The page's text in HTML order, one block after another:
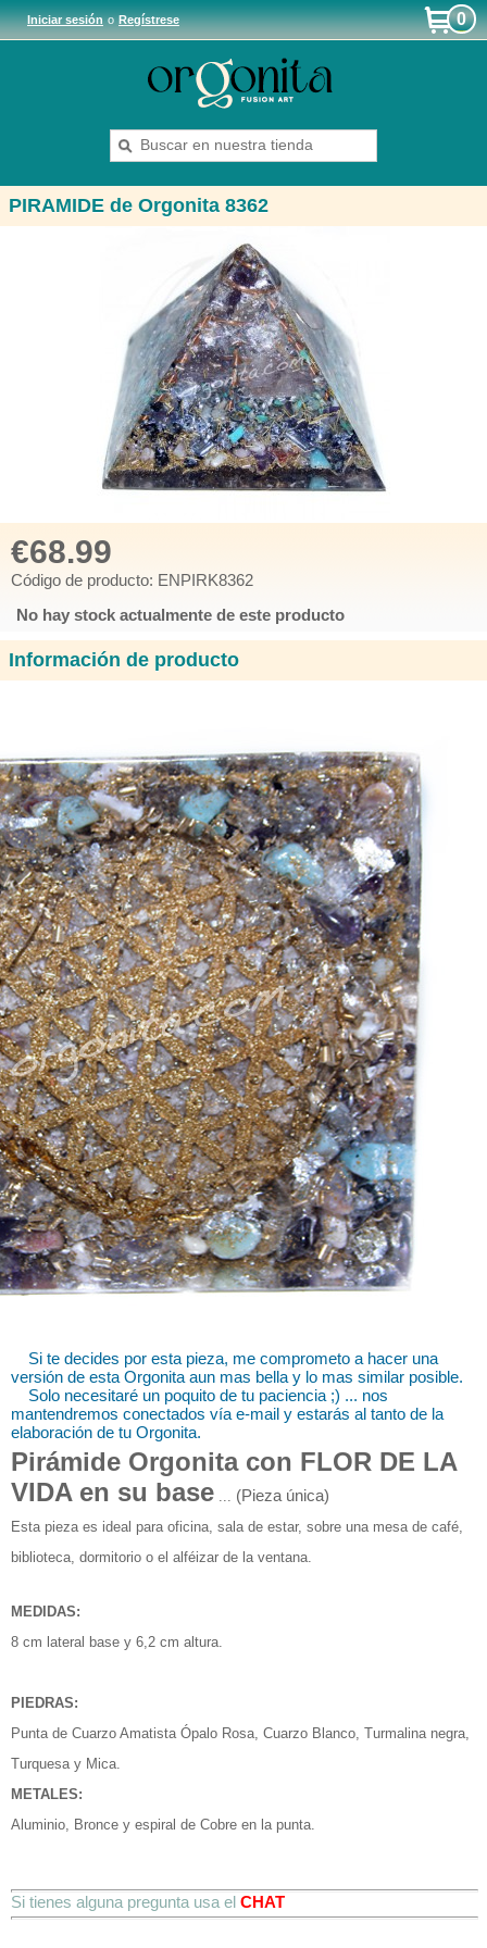
Iniciar sesiónoRegístrese 0
PIRAMIDE de Orgonita 8362
€68.99
Código de producto: ENPIRK8362
No hay stock actualmente de este producto
Información de producto
Si te decides por esta pieza, me comprometo a hacer una
versión de esta Orgonita aun mas bella y lo mas similar posible.
Solo necesitaré un poquito de tu paciencia ;) ... nos
mantendremos conectados vía e-mail y estarás al tanto de la
elaboración de tu Orgonita.
Pirámide Orgonita con FLOR DE LA
VIDA en su base ... (Pieza única)
Esta pieza es ideal para oficina, sala de estar, sobre una mesa de café,
biblioteca, dormitorio o el alféizar de la ventana.
MEDIDAS:
8 cm lateral base y 6,2 cm altura.
PIEDRAS:
Punta de Cuarzo Amatista Ópalo Rosa, Cuarzo Blanco, Turmalina negra,
Turquesa y Mica.
METALES:
A luminio, Bronce y espiral de Cobre en la punta.
Si tienes alguna pregunta usa el CHAT